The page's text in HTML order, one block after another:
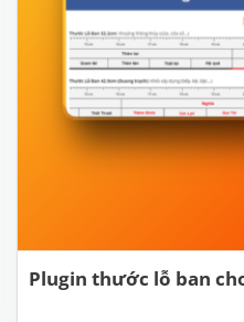
Plugin thước lỗ ban